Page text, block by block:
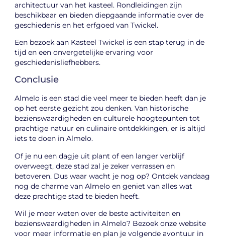
architectuur van het kasteel. Rondleidingen zijn
beschikbaar en bieden diepgaande informatie over de
geschiedenis en het erfgoed van Twickel.
Een bezoek aan Kasteel Twickel is een stap terug in de
tijd en een onvergetelijke ervaring voor
geschiedenisliefhebbers.
Conclusie
Almelo is een stad die veel meer te bieden heeft dan je
op het eerste gezicht zou denken. Van historische
bezienswaardigheden en culturele hoogtepunten tot
prachtige natuur en culinaire ontdekkingen, er is altijd
iets te doen in Almelo.
Of je nu een dagje uit plant of een langer verblijf
overweegt, deze stad zal je zeker verrassen en
betoveren. Dus waar wacht je nog op? Ontdek vandaag
nog de charme van Almelo en geniet van alles wat
deze prachtige stad te bieden heeft.
Wil je meer weten over de beste activiteiten en
bezienswaardigheden in Almelo? Bezoek onze website
voor meer informatie en plan je volgende avontuur in